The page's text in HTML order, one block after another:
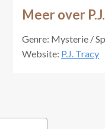
Meer over
Genre: Mysterie /
Website: P.J. Tracy